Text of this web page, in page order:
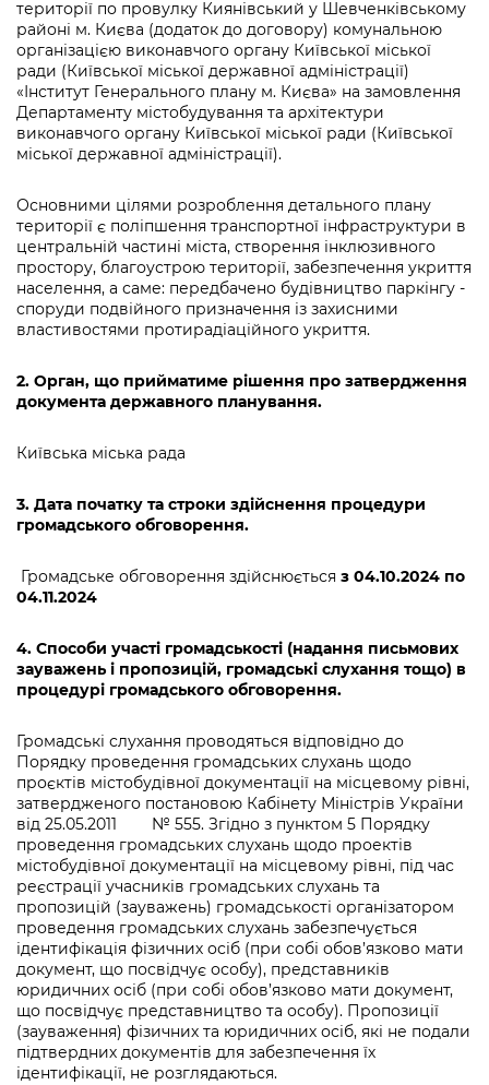
Підприємства, установи, організації
Kyiv International Relations
Річні звіти
Гендерна політика
Київська міська військова адміністрація
Портал Захисників та Захисниць
Безбар'єрність
Портал послуг
Міський застосунок Київ Цифровий
Важливе під час воєнного стану
Уряд» – місцевий рівень»
Важливе під час воєнного стану
Про відкриті дані
Портал даних Києва
Публічні дашборди
території по провулку Киянівський у Шевченківському
районі м. Києва (додаток до договору) комунальною
організацією виконавчого органу Київської міської
ради (Київської міської державної адміністрації)
«Інститут Генерального плану м. Києва» на замовлення
Департаменту містобудування та архітектури
виконавчого органу Київської міської ради (Київської
міської державної адміністрації).
Основними цілями розроблення детального плану
території є поліпшення транспортної інфраструктури в
центральній частині міста, створення інклюзивного
простору, благоустрою території, забезпечення укриття
населення, а саме: передбачено будівництво паркінгу -
споруди подвійного призначення із захисними
властивостями протирадіаційного укриття.
2. Орган, що прийматиме рішення про затвердження
документа державного планування.
Київська міська рада
3. Дата початку та строки здійснення процедури
громадського обговорення.
Громадське обговорення здійснюється з 04.10.2024 по
04.11.2024
4. Способи участі громадськості (надання письмових
зауважень і пропозицій, громадські слухання тощо) в
процедурі громадського обговорення.
Громадські слухання проводяться відповідно до
Порядку проведення громадських слухань щодо
проєктів містобудівної документації на місцевому рівні,
затвердженого постановою Кабінету Міністрів України
від 25.05.2011 № 555. Згідно з пунктом 5 Порядку
проведення громадських слухань щодо проектів
містобудівної документації на місцевому рівні, під час
реєстрації учасників громадських слухань та
пропозицій (зауважень) громадськості організатором
проведення громадських слухань забезпечується
ідентифікація фізичних осіб (при собі обов’язково мати
документ, що посвідчує особу), представників
юридичних осіб (при собі обов’язково мати документ,
що посвідчує представництво та особу). Пропозиції
(зауваження) фізичних та юридичних осіб, які не подали
підтвердних документів для забезпечення їх
ідентифікації, не розглядаються.